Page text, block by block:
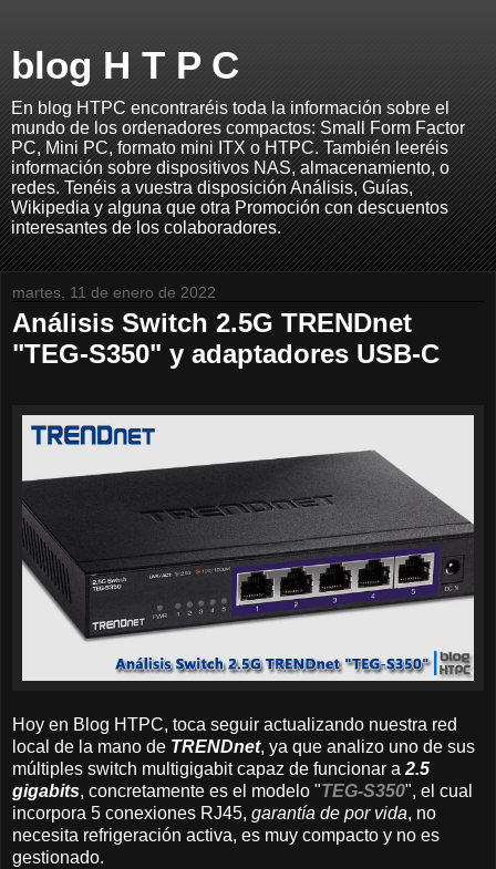
blog H T P C
En blog HTPC encontraréis toda la información sobre el
mundo de los ordenadores compactos: Small Form Factor
PC, Mini PC, formato mini ITX o HTPC. También leeréis
información sobre dispositivos NAS, almacenamiento, o
redes. Tenéis a vuestra disposición Análisis, Guías,
Wikipedia y alguna que otra Promoción con descuentos
interesantes de los colaboradores.
martes, 11 de enero de 2022
Análisis Switch 2.5G TRENDnet
"TEG-S350" y adaptadores USB-C
Hoy en Blog HTPC, toca seguir actualizando nuestra red
local de la mano de TRENDnet, ya que analizo uno de sus
múltiples switch multigigabit capaz de funcionar a 2.5
gigabits, concretamente es el modelo "TEG-S350", el cual
incorpora 5 conexiones RJ45, garantía de por vida, no
necesita refrigeración activa, es muy compacto y no es
gestionado.